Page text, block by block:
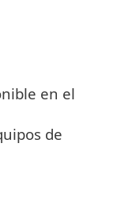
en el
de